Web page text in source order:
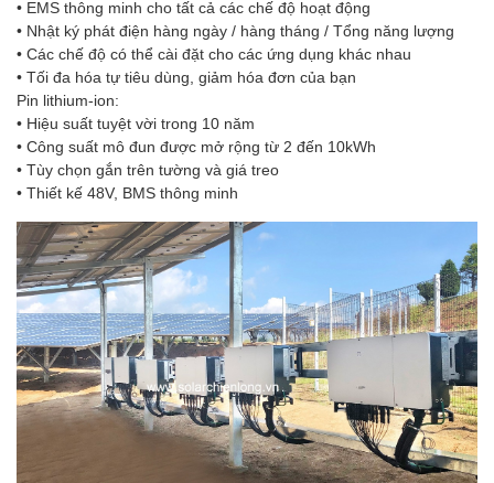
• EMS thông minh cho tất cả các chế độ hoạt động
• Nhật ký phát điện hàng ngày / hàng tháng / Tổng năng lượng
• Các chế độ có thể cài đặt cho các ứng dụng khác nhau
• Tối đa hóa tự tiêu dùng, giảm hóa đơn của bạn
Pin lithium-ion:
• Hiệu suất tuyệt vời trong 10 năm
• Công suất mô đun được mở rộng từ 2 đến 10kWh
• Tùy chọn gắn trên tường và giá treo
• Thiết kế 48V, BMS thông minh